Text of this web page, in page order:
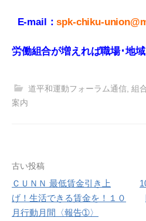
E-mail：spk-chiku-
労働組合が増えれば職場･地
道平和運動フォーラム通信 組
案内
投
稿
ナ
古い投稿
ＣＵＮＮ 最低賃金引き上
げ！生活できる賃金を！１０
月行動月間〈報告➀〉